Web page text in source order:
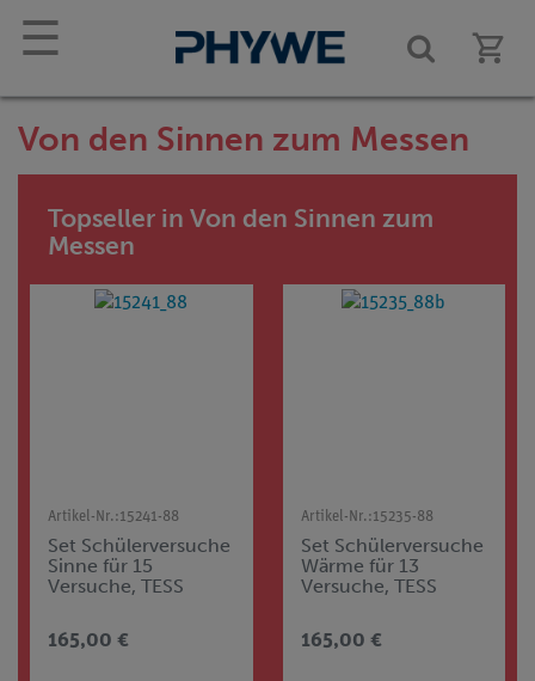
☰
Von den Sinnen zum Messen
Topseller in Von den Sinnen zum
Messen
Artikel-Nr.:15241-88
Set Schülerversuche
Sinne für 15
Versuche, TESS
Technik NT-SIN
165,00 €
Artikel-Nr.:15235-88
Set Schülerversuche
Wärme für 13
Versuche, TESS
Technik NT-WAE
165,00 €